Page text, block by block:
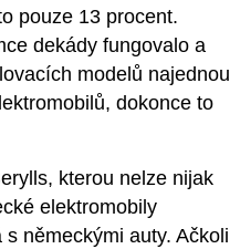
pouze 13 procent.
dekády fungovalo a
modelů najednou
dokonce to
kterou nelze nijak
elektromobily
německými auty. Ačkoli